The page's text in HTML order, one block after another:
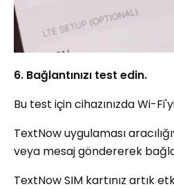
6. Bağlantınızı test edin.
Bu test için cihazınızda Wi-
TextNow uygulaması
veya mesaj göndererek
TextNow SIM kartınız artık